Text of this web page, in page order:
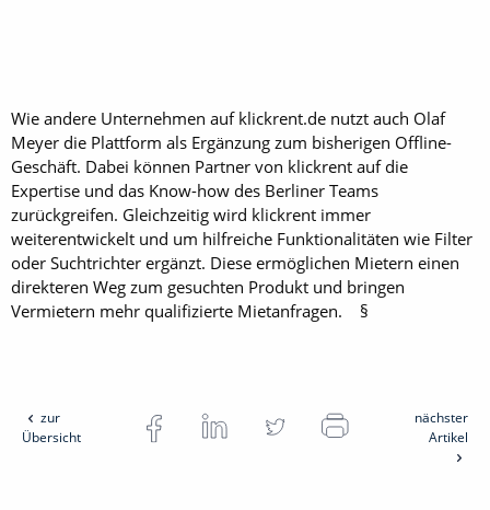
Wie andere Unternehmen auf klickrent.de nutzt auch Olaf
Meyer die Plattform als Ergänzung zum bisherigen Offline-
Geschäft. Dabei können Partner von klickrent auf die
Expertise und das Know-how des Berliner Teams
zurückgreifen. Gleichzeitig wird klickrent immer
weiterentwickelt und um hilfreiche Funktionalitäten wie Filter
oder Suchtrichter ergänzt. Diese ermöglichen Mietern einen
direkteren Weg zum gesuchten Produkt und bringen
Vermietern mehr qualifizierte Mietanfragen. §
zur
Übersicht
nächster
Artikel